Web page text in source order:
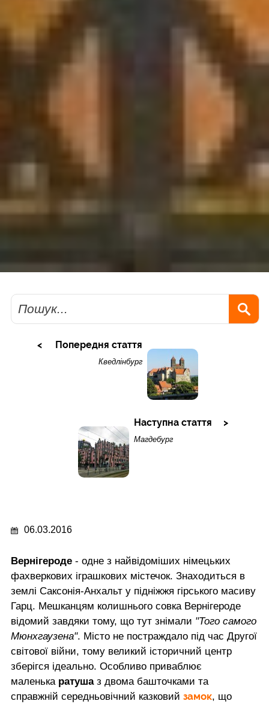
Пошук
Попередня стаття
Кведлінбург
Наступна стаття
Магдебург
06.03.2016
Вернігероде - одне з найвідоміших німецьких
фахверкових іграшкових містечок. Знаходиться в
землі Саксонія-Анхальт у підніжжя гірського масиву
Гарц. Мешканцям колишнього совка Вернігероде
відомий завдяки тому, що тут знімали "Того самого
Мюнхгаузена". Місто не постраждало під час Другої
світової війни, тому великий історичний центр
зберігся ідеально. Особливо приваблює
маленька ратуша з двома башточками та
справжній середньовічний казковий замок, що